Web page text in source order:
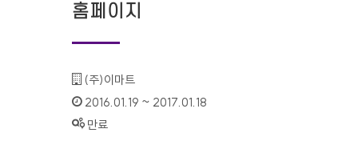
홈페이지
기관명 :
(주)이마트
인증기간 :
2016.01.19 ~ 2017.01.18
상태 :
만료